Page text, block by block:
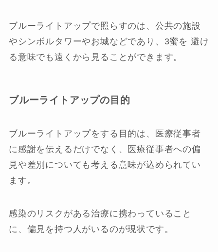
ブルーライトアップで照らすのは、公共の施設
やシンボルタワーやお城などであり、3蜜を 避け
る意味でも遠くから見ることができます。
ブルーライトアップの目的
ブルーライトアップをする目的は、医療従事者
に感謝を伝えるだけでなく、医療従事者への偏
見や差別についても考える意味が込められてい
ます。
感染のリスクがある治療に携わっていること
に、偏見を持つ人がいるのが現状です。